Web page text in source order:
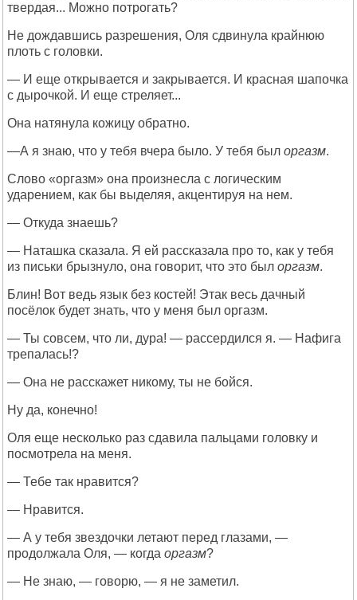
твердая... Можно потрогать?
Не дождавшись разрешения, Оля сдвинула крайнюю
плоть с головки.
— И еще открывается и закрывается. И красная шапочка
с дырочкой. И еще стреляет...
Она натянула кожицу обратно.
—А я знаю, что у тебя вчера было. У тебя был оргазм.
Слово «оргазм» она произнесла с логическим
ударением, как бы выделяя, акцентируя на нем.
— Откуда знаешь?
— Наташка сказала. Я ей рассказала про то, как у тебя
из письки брызнуло, она говорит, что это был оргазм.
Блин! Вот ведь язык без костей! Этак весь дачный
поcёлок будет знать, что у меня был оргазм.
— Ты совсем, что ли, дура! — рассердился я. — Нафига
трепалась!?
— Она не расскажет никому, ты не бойся.
Ну да, конечно!
Оля еще несколько раз сдавила пальцами головку и
посмотрела на меня.
— Тебе так нравится?
— Нравится.
— А у тебя звездочки летают перед глазами, —
продолжала Оля, — когда оргазм?
— Не знаю, — говорю, — я не заметил.